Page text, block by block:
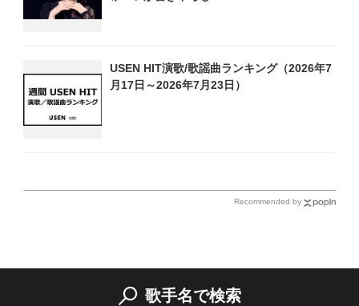
USEN HIT演歌/歌謡曲ランキング（2026年7
月17日～2026年7月23日）
Recommended by
歌手名で検索